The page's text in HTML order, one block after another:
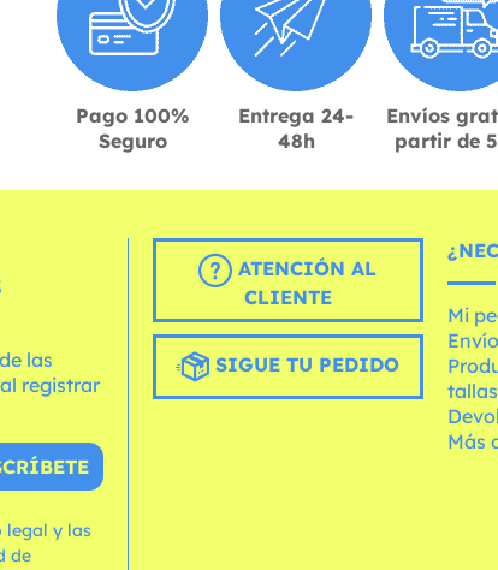
Pago 100%
Seguro
Entrega 24-
48h
Envíos
partir de
las
registrar
legal y las
ATENCIÓN AL
CLIENTE
SIGUE TU PEDIDO
Mi
tallas
Más